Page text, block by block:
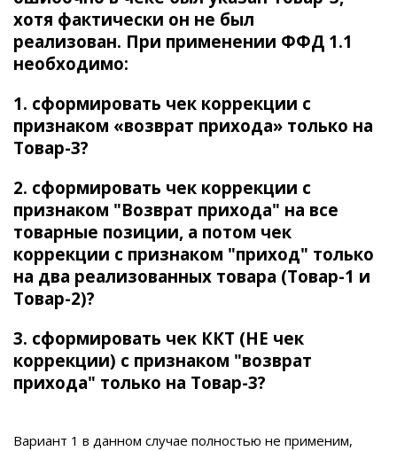
хотя фактически он не был
реализован. При применении ФФД 1.1
необходимо:
1. сформировать чек коррекции с
признаком «возврат прихода» только на
Товар-3?
2. сформировать чек коррекции с
признаком "Возврат прихода" на все
товарные позиции, а потом чек
коррекции с признаком "приход" только
на два реализованных товара (Товар-1 и
Товар-2)?
3. сформировать чек ККТ (НЕ чек
коррекции) с признаком "возврат
прихода" только на Товар-3?
Вариант 1 в данном случае полностью не применим,